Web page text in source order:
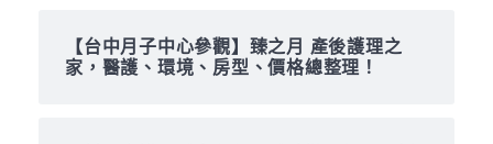
【台中月子中心參觀】臻之月 產後護理之
家，醫護、環境、房型、價格總整理！